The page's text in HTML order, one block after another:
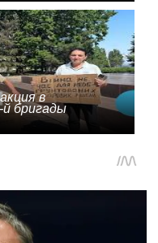
в
й бригады